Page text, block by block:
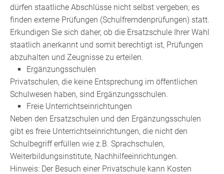
dürfen staatliche Abschlüsse nicht selbst vergeben; es
finden externe Prüfungen (Schulfremdenprüfungen) statt.
Erkundigen Sie sich daher, ob die Ersatzschule Ihrer Wahl
staatlich anerkannt und somit berechtigt ist, Prüfungen
abzuhalten und Zeugnisse zu erteilen.
Ergänzungsschulen
Privatschulen, die keine Entsprechung im öffentlichen
Schulwesen haben, sind Ergänzungsschulen.
Freie Unterrichtseinrichtungen
Neben den Ersatzschulen und den Ergänzungsschulen
gibt es freie Unterrichtseinrichtungen, die nicht den
Schulbegriff erfüllen wie z.B. Sprachschulen,
Weiterbildungsinstitute, Nachhilfeeinrichtungen.
Hinweis: Der Besuch einer Privatschule kann Kosten